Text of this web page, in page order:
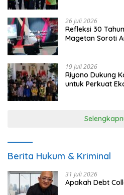
26 Juli 2026
Refleksi 30
Magetan Soroti
19 Juli 2026
Riyono Dukung
untuk Perkuat
Berita Hukum & Kriminal
31 Juli 2026
Apakah Debt